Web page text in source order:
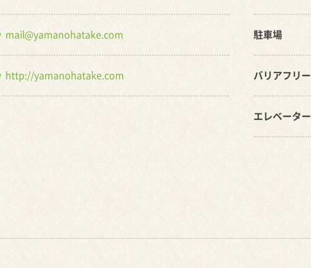
mail@yamanohatake.com
http://yamanohatake.com
駐車場
バリアフリー
エレベーター